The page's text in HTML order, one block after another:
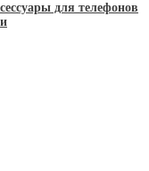
для телефонов